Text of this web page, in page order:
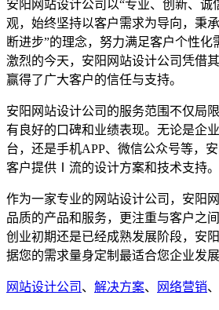
安阳网站设计公司以“专业、创新、诚
观，始终坚持以客户需求为导向，秉
断进步”的理念，努力满足客户个性化
激烈的今天，安阳网站设计公司凭借
赢得了广大客户的信任与支持。
安阳网站设计公司的服务范围不仅局
有良好的口碑和业绩表现。无论是企
台，还是手机APP、微信公众号等，
客户提供Ⅰ流的设计方案和技术支持。
作为一家专业的网站设计公司，安阳
品质的产品和服务，更注重与客户之
创业初期还是已经成熟发展阶段，安
据您的需求量身定制最适合您企业发
网站设计公司 、 解决方案、 网络营销、